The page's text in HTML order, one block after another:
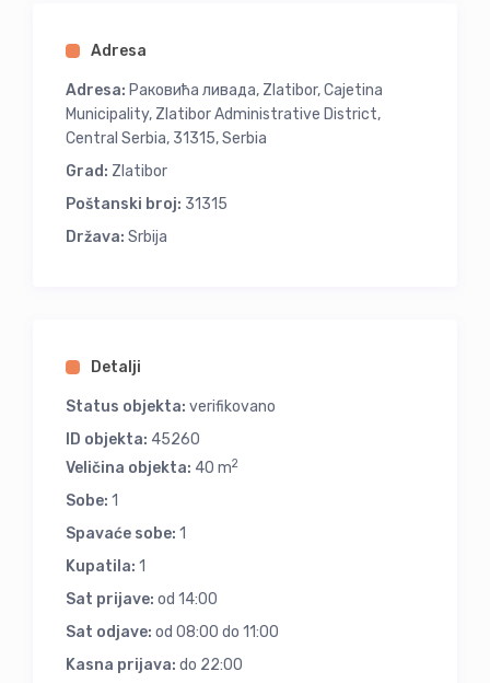
Adresa
Adresa: Раковића ливада, Zlatibor, Cajetina
Municipality, Zlatibor Administrative District,
Central Serbia, 31315, Serbia
Grad: Zlatibor
Poštanski broj: 31315
Država: Srbija
Detalji
Status objekta: verifikovano
ID objekta: 45260
Veličina objekta: 40 m2
Sobe: 1
Spavaće sobe: 1
Kupatila: 1
Sat prijave: od 14:00
Sat odjave: od 08:00 do 11:00
Kasna prijava: do 22:00